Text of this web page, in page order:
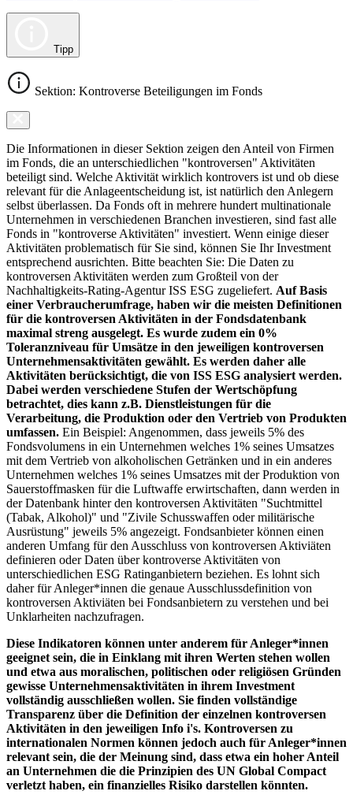
Tipp
Sektion: Kontroverse Beteiligungen im Fonds
Die Informationen in dieser Sektion zeigen den Anteil von Firmen
im Fonds, die an unterschiedlichen "kontroversen" Aktivitäten
beteiligt sind. Welche Aktivität wirklich kontrovers ist und ob diese
relevant für die Anlageentscheidung ist, ist natürlich den Anlegern
selbst überlassen. Da Fonds oft in mehrere hundert multinationale
Unternehmen in verschiedenen Branchen investieren, sind fast alle
Fonds in "kontroverse Aktivitäten" investiert. Wenn einige dieser
Aktivitäten problematisch für Sie sind, können Sie Ihr Investment
entsprechend ausrichten. Bitte beachten Sie: Die Daten zu
kontroversen Aktivitäten werden zum Großteil von der
Nachhaltigkeits-Rating-Agentur ISS ESG zugeliefert. Auf Basis
einer Verbraucherumfrage, haben wir die meisten Definitionen
für die kontroversen Aktivitäten in der Fondsdatenbank
maximal streng ausgelegt. Es wurde zudem ein 0%
Toleranzniveau für Umsätze in den jeweiligen kontroversen
Unternehmensaktivitäten gewählt. Es werden daher alle
Aktivitäten berücksichtigt, die von ISS ESG analysiert werden.
Dabei werden verschiedene Stufen der Wertschöpfung
betrachtet, dies kann z.B. Dienstleistungen für die
Verarbeitung, die Produktion oder den Vertrieb von Produkten
umfassen. Ein Beispiel: Angenommen, dass jeweils 5% des
Fondsvolumens in ein Unternehmen welches 1% seines Umsatzes
mit dem Vertrieb von alkoholischen Getränken und in ein anderes
Unternehmen welches 1% seines Umsatzes mit der Produktion von
Sauerstoffmasken für die Luftwaffe erwirtschaften, dann werden in
der Datenbank hinter den kontroversen Aktivitäten "Suchtmittel
(Tabak, Alkohol)" und "Zivile Schusswaffen oder militärische
Ausrüstung" jeweils 5% angezeigt. Fondsanbieter können einen
anderen Umfang für den Ausschluss von kontroversen Aktiviäten
definieren oder Daten über kontroverse Aktivitäten von
unterschiedlichen ESG Ratinganbietern beziehen. Es lohnt sich
daher für Anleger*innen die genaue Ausschlussdefinition von
kontroversen Aktiviäten bei Fondsanbietern zu verstehen und bei
Unklarheiten nachzufragen.
Diese Indikatoren können unter anderem für Anleger*innen
geeignet sein, die in Einklang mit ihren Werten stehen wollen
und etwa aus moralischen, politischen oder religiösen Gründen
gewisse Unternehmensaktivitäten in ihrem Investment
vollständig ausschließen wollen. Sie finden vollständige
Transparenz über die Definition der einzelnen kontroversen
Aktivitäten in den jeweiligen Info i's. Kontroversen zu
internationalen Normen können jedoch auch für Anleger*innen
relevant sein, die der Meinung sind, dass etwa ein hoher Anteil
an Unternehmen die die Prinzipien des UN Global Compact
verletzt haben, ein finanzielles Risiko darstellen könnten.